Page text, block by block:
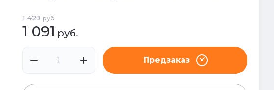
1 428 руб.
1 091 руб.
Предзаказ